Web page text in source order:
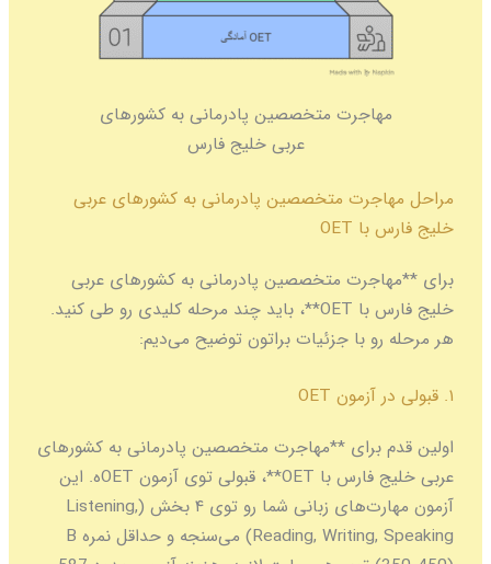
متخصصین پادرمانی به کشورهای
عربی خلیج فارس
متخصصین پادرمانی به کشورهای عربی
متخصصین پادرمانی به کشورهای عربی
خلیج فارس با OET**، باید چند مرحله کلیدی رو طی کنید.
با جزئیات براتون توضیح می‌دیم:
**مهاجرت متخصصین پادرمانی به کشورهای
عربی خلیج فارس با OET**، قبولی توی آزمون OETه. این
آزمون مهارت‌های زبانی شما رو توی ۴ بخش (Listening,
Reading, Writing, Speaking) می‌سنجه و حداقل نمره B